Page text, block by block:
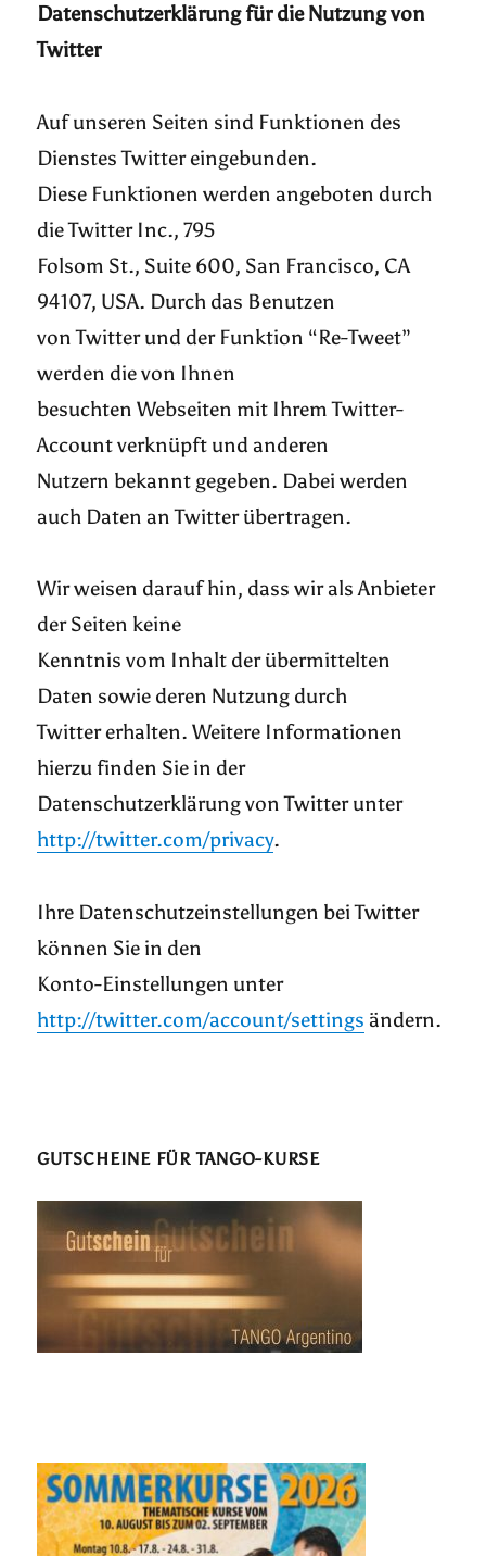
Datenschutzerklärung für die Nutzung von
Twitter
Auf unseren Seiten sind Funktionen des
Dienstes Twitter eingebunden.
Diese Funktionen werden angeboten durch
die Twitter Inc., 795
Folsom St., Suite 600, San Francisco, CA
94107, USA. Durch das Benutzen
von Twitter und der Funktion “Re-Tweet”
werden die von Ihnen
besuchten Webseiten mit Ihrem Twitter-
Account verknüpft und anderen
Nutzern bekannt gegeben. Dabei werden
auch Daten an Twitter übertragen.
Wir weisen darauf hin, dass wir als Anbieter
der Seiten keine
Kenntnis vom Inhalt der übermittelten
Daten sowie deren Nutzung durch
Twitter erhalten. Weitere Informationen
hierzu finden Sie in der
Datenschutzerklärung von Twitter unter
http://twitter.com/privacy.
Ihre Datenschutzeinstellungen bei Twitter
können Sie in den
Konto-Einstellungen unter
http://twitter.com/account/settings ändern.
GUTSCHEINE FÜR TANGO-KURSE